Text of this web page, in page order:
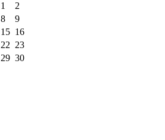
1
2
8
9
15 16
22 23
29 30